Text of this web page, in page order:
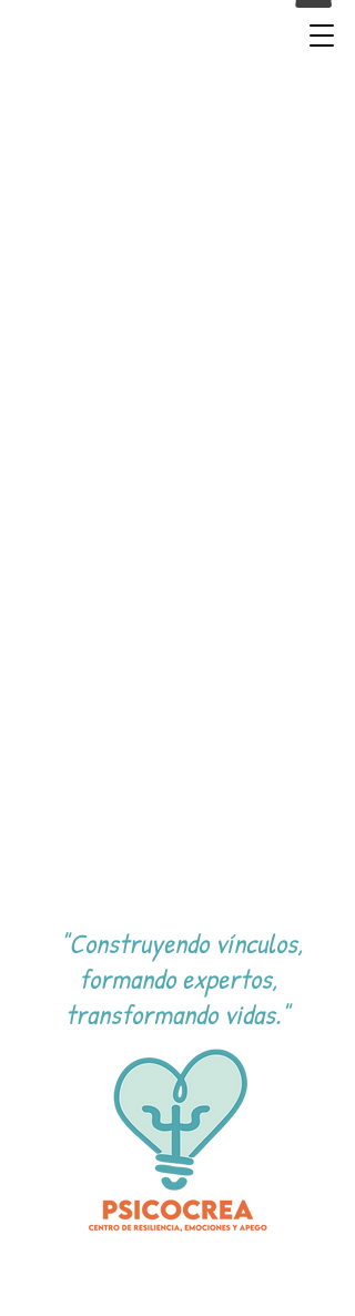
"Construyendo vínculos,
formando expertos,
transformando vidas."